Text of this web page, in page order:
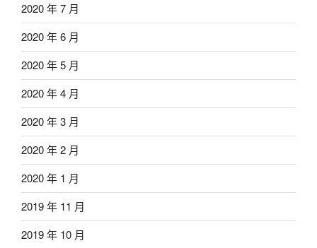
2020 年 7 月
2020 年 6 月
2020 年 5 月
2020 年 4 月
2020 年 3 月
2020 年 2 月
2020 年 1 月
2019 年 11 月
2019 年 10 月